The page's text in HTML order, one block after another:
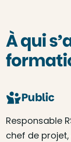
À qui
Public
Responsable
chef de